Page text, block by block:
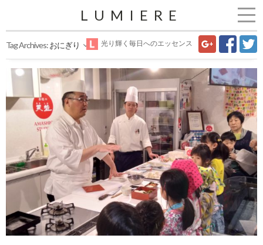
LUMIERE
光り輝く毎日へのエッセンス
Tag Archives:おにぎり